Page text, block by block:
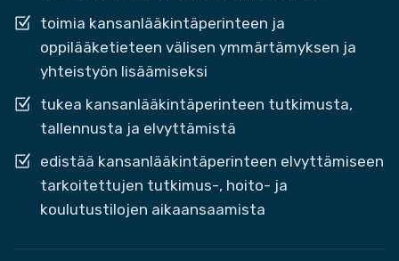
toimia kansanlääkintäperinteen ja
oppilääketieteen välisen ymmärtämyksen ja
yhteistyön lisäämiseksi
tukea kansanlääkintäperinteen tutkimusta,
tallennusta ja elvyttämistä
edistää kansanlääkintäperinteen elvyttämiseen
tarkoitettujen tutkimus-, hoito- ja
koulutustilojen aikaansaamista